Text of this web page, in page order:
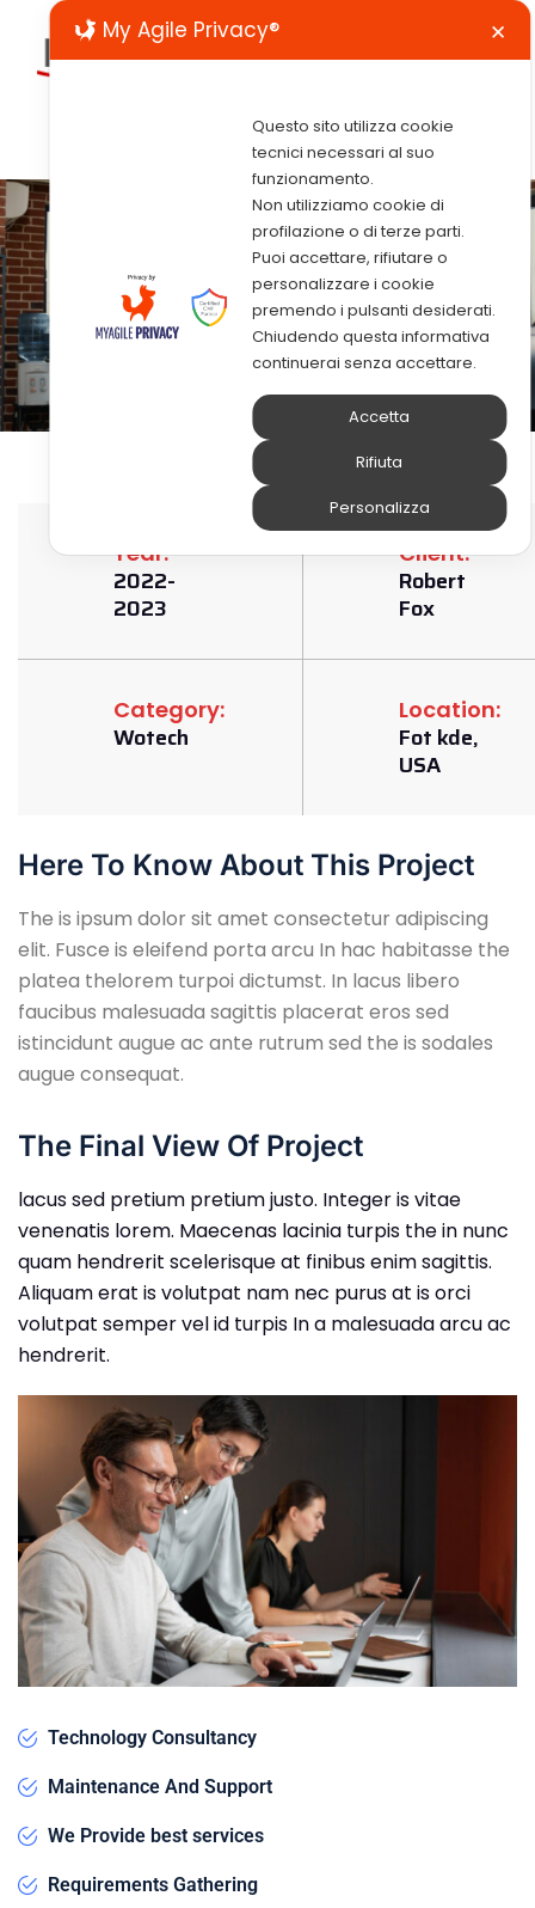
Year:
2022-
2023
Client:
Robert
Fox
Category:
Wotech
Location:
Fot kde,
USA
Here To Know About This Project
The is ipsum dolor sit amet consectetur adipiscing
elit. Fusce is eleifend porta arcu In hac habitasse the
platea thelorem turpoi dictumst. In lacus libero
faucibus malesuada sagittis placerat eros sed
istincidunt augue ac ante rutrum sed the is sodales
augue consequat.
The Final View Of Project
lacus sed pretium pretium justo. Integer is vitae
venenatis lorem. Maecenas lacinia turpis the in nunc
quam hendrerit scelerisque at finibus enim sagittis.
Aliquam erat is volutpat nam nec purus at is orci
volutpat semper vel id turpis In a malesuada arcu ac
hendrerit.
Technology Consultancy
Maintenance And Support
We Provide best services
Requirements Gathering
My Agile Privacy® ✕
Questo sito utilizza cookie
tecnici necessari al suo
funzionamento.
Non utilizziamo cookie di
profilazione o di terze parti.
Puoi accettare, rifiutare o
personalizzare i cookie
premendo i pulsanti desiderati.
Chiudendo questa informativa
continuerai senza accettare.
Accetta
Rifiuta
Personalizza